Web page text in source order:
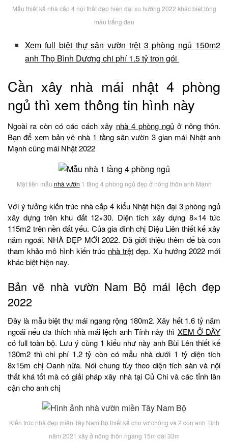
Mẫu thiết kế nhà cấp 4 nội thất đẹp hiện đại xu hướng 2022 khác biệt tông
màu trắng đen
Xem full biệt thự sân vườn trệt 3 phòng ngủ 150m2
anh Thọ Bình Dương chi phí 1.5 tỷ trọn gói
Cần xây nhà mái nhật 4 phòng
ngủ thì xem thông tin hình này
Ngoài ra còn có các cách xây nhà 4 phòng ngủ ở nông thôn.
Bạn để xem bản vẽ nhà 1 tầngsân vườn 3 gian mái Nhật anh
Mạnh cũng mái Nhật 2022
Mặt tiền mẫu nhà vườn 1 tầng 4 phòng ngủ đẹp ở nông thôn anh Mạnh
Với ý tưởng kiến trúc nhà cấp 4 kiểu Nhật hiện đại 3 phòng ngủ
xây dựng trên khu đất 12×30. Diện tích xây dựng 8×14 tức
115m2 trên nền đất yếu. Của gia đình chị Diệu Liên thiết kế xây
năm ngoái. NHÀ ĐẸP MỚI 2022. Đã giới thiệu thêm để bà con
tham khảo mô hình kiến trúc nhà trệt đẹp. Xu hướng 2022 mới
khác biệt hiện nay.
Bản vẽ nhà vườn Nam Bộ mái lệch đẹp
2022
Đây là mẫu biệt thự mái ngang rộng 180m2. Xây hết 1.6 tỷ năm
ngoái nếu ưa thích nhà mái lệch anh Tính này thì XEM Ở ĐÂY
có full toàn bộ. Lưu ý cùng 1 kiểu như này anh Bùi Lên thiết kế
130m2 thì chi phí 1.2 tỷ còn có mẫu nhà dưới 1 tỷ diện tích
8x15m chị Oanh nữa. Nói chung tùy theo diện tích sàn và nội
thất khá tốt mà có giải pháp xây nhà tại Củ Chi và các tỉnh lân
cận cho anh chị
Kiến trúc nhà đẹp miền Tây Nam Bộ thiết kế cho vợ chồng và 2 con anh Tính
năm 2021 xây ở nông thôn ngang 15m dài 33m